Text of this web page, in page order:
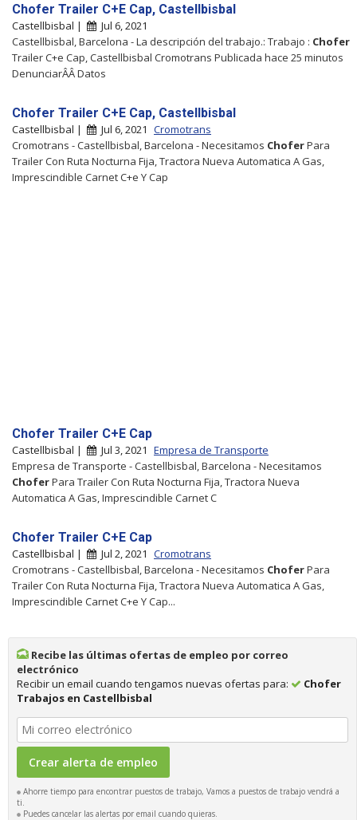
Chofer Trailer C+E Cap, Castellbisbal
Castellbisbal |
Jul 6, 2021
Castellbisbal, Barcelona - La descripción del trabajo.: Trabajo : Chofer
Trailer C+e Cap, Castellbisbal Cromotrans Publicada hace 25 minutos
DenunciarÂÂ Datos
Chofer Trailer C+E Cap, Castellbisbal
Castellbisbal | Jul 6, 2021 Cromotrans
Cromotrans - Castellbisbal, Barcelona - Necesitamos ChoferPara
Trailer Con Ruta Nocturna Fija, Tractora Nueva Automatica A Gas,
Imprescindible Carnet C+e Y Cap
Chofer Trailer C+E Cap
Castellbisbal | Jul 3, 2021 Empresa de Transporte
Empresa de Transporte - Castellbisbal, Barcelona - Necesitamos
ChoferPara Trailer Con Ruta Nocturna Fija, Tractora Nueva
Automatica A Gas, Imprescindible Carnet C
Chofer Trailer C+E Cap
Castellbisbal | Jul 2, 2021 Cromotrans
Cromotrans - Castellbisbal, Barcelona - Necesitamos ChoferPara
Trailer Con Ruta Nocturna Fija, Tractora Nueva Automatica A Gas,
Imprescindible Carnet C+e Y Cap...
Recibe las últimas ofertas de empleo por correo
electrónico
Recibir un email cuando tengamos nuevas ofertas para:
Chofer
Trabajos en Castellbisbal
Ahorre tiempo para encontrar puestos de trabajo, Vamos a puestos de trabajo vendrá a
ti.
Puedes cancelar las alertas por email cuando quieras.